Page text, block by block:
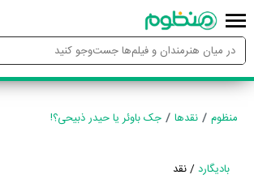
منظوم نقدها جک باوئر یا حیدر ذبیحی؟!
بادیگارد/ نقد